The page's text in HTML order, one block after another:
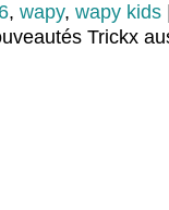
, wapy, wapy kids
Trickx